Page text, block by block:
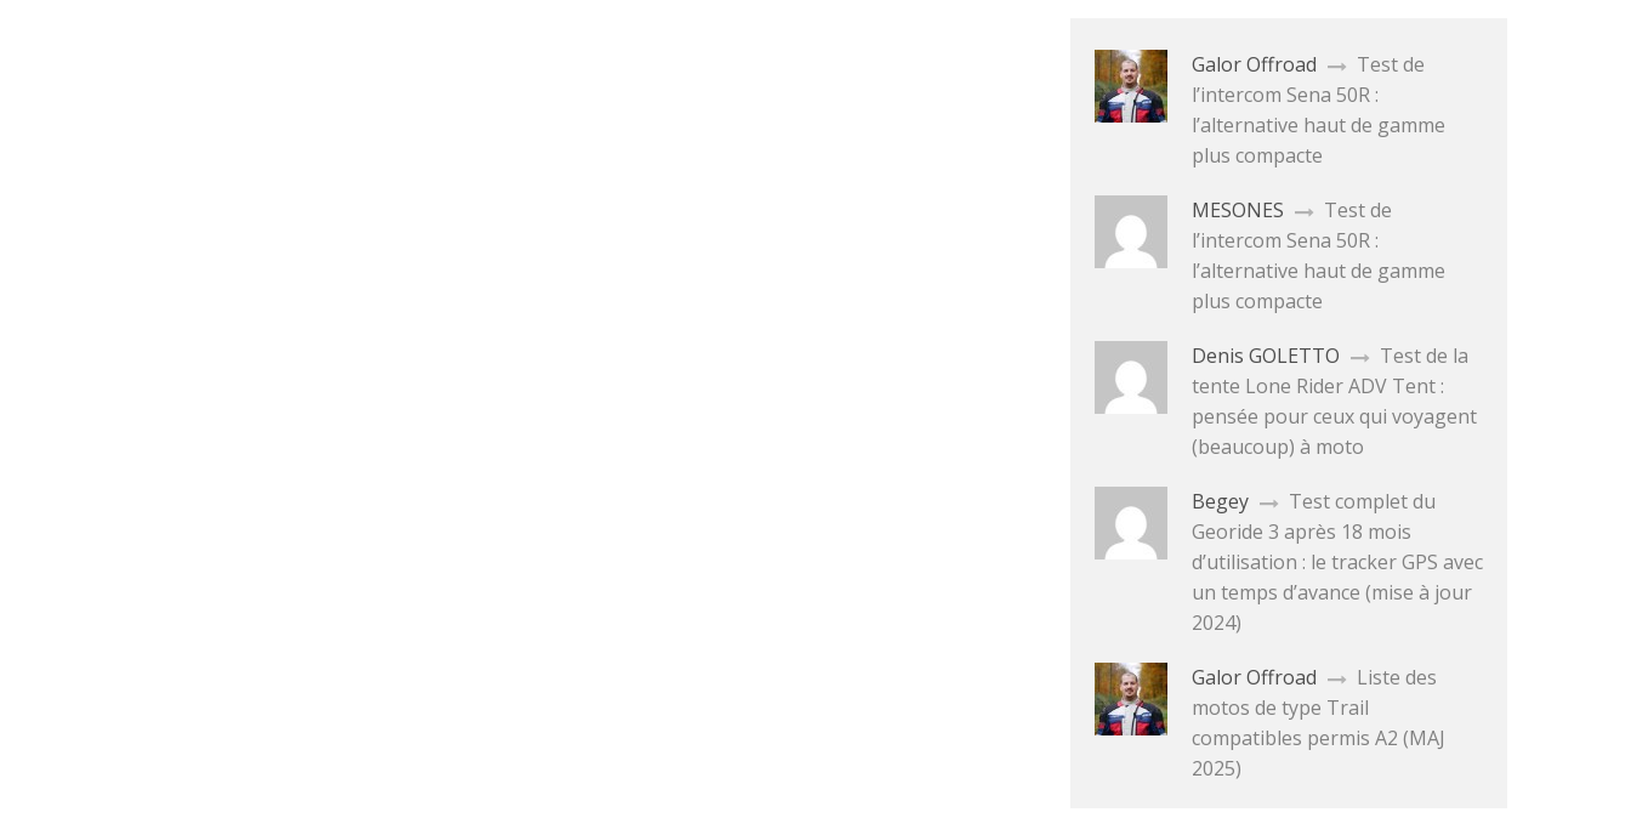
Galor Offroad
Test de
l’intercom Sena 50R :
l’alternative haut de gamme
plus compacte
MESONES
Test de
l’intercom Sena 50R :
l’alternative haut de gamme
plus compacte
Denis GOLETTO
Test de la
tente Lone Rider ADV Tent :
pensée pour ceux qui voyagent
(beaucoup) à moto
Begey
Test complet du
Georide 3 après 18 mois
d’utilisation : le tracker GPS avec
un temps d’avance (mise à jour
2024)
Galor Offroad
Liste des
motos de type Trail
compatibles permis A2 (MAJ
2025)